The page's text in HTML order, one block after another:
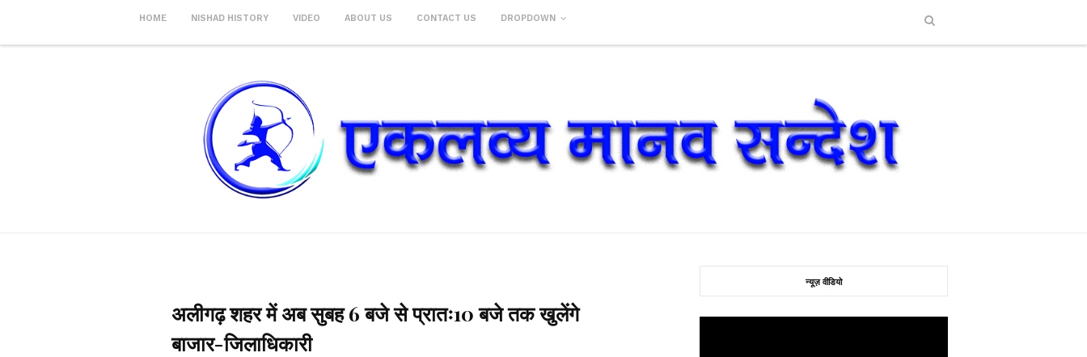
HOME NISHAD HISTORY VIDEO ABOUT US CONTACT US DROPDOWN
अलीगढ़ शहर में अब सुबह 6 बजे से प्रातः10 बजे तक खुलेंगे
बाजार-जिलाधिकारी
न्यूज़ वीडियो